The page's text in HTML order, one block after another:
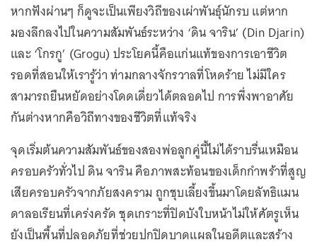
หากฟังผ่านๆ ก็ดูจะเป็นเพียงวิถีของเผ่าพันธุ์นักรบ แต่หาก
มองลึกลงไปในความสัมพันธ์ระหว่าง ‘ดิน จาริน’ (Din Djarin)
และ ‘โกรกู’ (Grogu) ประโยคนี้คือแก่นแท้ของการเอาชีวิต
รอดที่สอนให้เรารู้ว่า ท่ามกลางจักรวาลที่โหดร้าย ไม่มีใคร
สามารถยืนหยัดอย่างโดดเดี่ยวได้ตลอดไป การพึ่งพาอาศัย
กันต่างหากคือวิถีทางของชีวิตที่แท้จริง
จุดเริ่มต้นความสัมพันธ์ของสองพ่อลูกคู่นี้ไม่ได้ราบรื่นเหมือน
ครอบครัวทั่วไป ดิน จาริน คือภาพสะท้อนของเด็กกำพร้าที่สูญ
เสียครอบครัวจากภัยสงคราม ถูกชุบเลี้ยงขึ้นมาโดยลัทธิแมน
ดาลอเรียนที่เคร่งครัด ชุดเกราะที่ปิดบังใบหน้าไม่ให้ศัตรูเห็น
ยังเป็นพื้นที่ปลอดภัยที่ช่วยปกปิดบาดแผลในอดีตและสร้าง